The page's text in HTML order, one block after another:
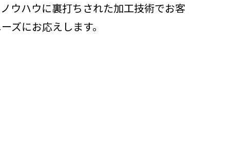
ウハウに裏打ちされた加工技術でお客
ズにお応えします。